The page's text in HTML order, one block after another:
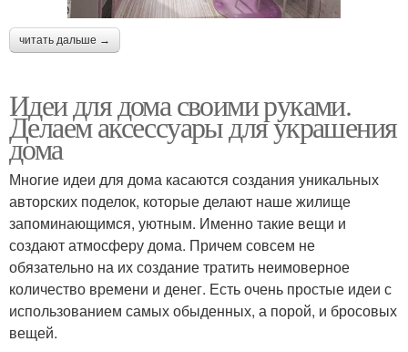
читать дальше →
Идеи для дома своими руками.
Делаем аксессуары для украшения
дома
Многие идеи для дома касаются создания уникальных
авторских поделок, которые делают наше жилище
запоминающимся, уютным. Именно такие вещи и
создают атмосферу дома. Причем совсем не
обязательно на их создание тратить неимоверное
количество времени и денег. Есть очень простые идеи с
использованием самых обыденных, а порой, и бросовых
вещей.